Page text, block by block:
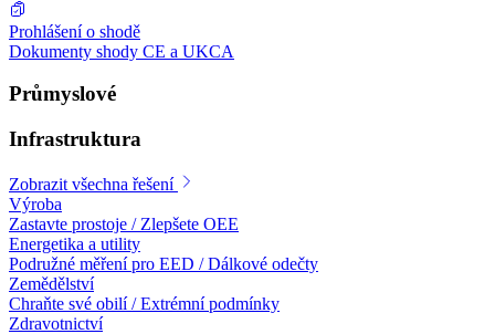
Prohlášení o shodě
Dokumenty shody CE a UKCA
Průmyslové
Infrastruktura
Zobrazit všechna řešení
Výroba
Zastavte prostoje / Zlepšete OEE
Energetika a utility
Podružné měření pro EED / Dálkové odečty
Zemědělství
Chraňte své obilí / Extrémní podmínky
Zdravotnictví